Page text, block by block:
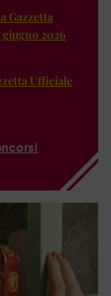
Gazzetta
2026
Ufficiale